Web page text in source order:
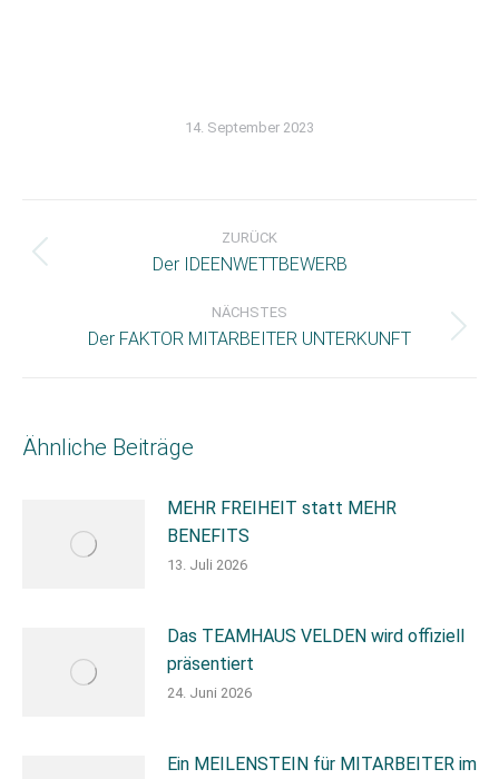
14. September 2023
ZURÜCK
Vorheriger
Der IDEENWETTBEWERB
NÄCHSTES
Nächster
Der FAKTOR MITARBEITER UNTERKUNFT
Ähnliche Beiträge
MEHR FREIHEIT statt MEHR
BENEFITS
13. Juli 2026
Das TEAMHAUS VELDEN wird offiziell
präsentiert
24. Juni 2026
Ein MEILENSTEIN für MITARBEITER im